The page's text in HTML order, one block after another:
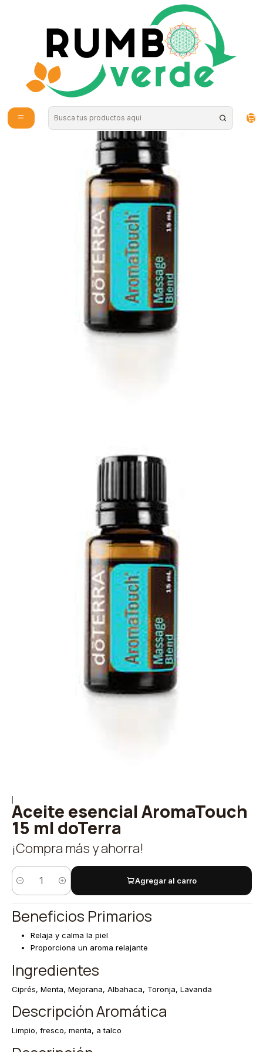
Envío gratis por compras sobre los 59.990 en la provincia de Santiago
Aromaterapia y Bienestar
Aceite esencial AromaTouch 15 ml doTerra
Aceite esencial AromaTouch
15 ml doTerra
¡Compra más y ahorra!
Cantidad
Agregar al carro
Beneficios Primarios
Relaja y calma la piel
Proporciona un aroma relajante
Ingredientes
Ciprés, Menta, Mejorana, Albahaca, Toronja, Lavanda
Descripción Aromática
Limpio, fresco, menta, a talco